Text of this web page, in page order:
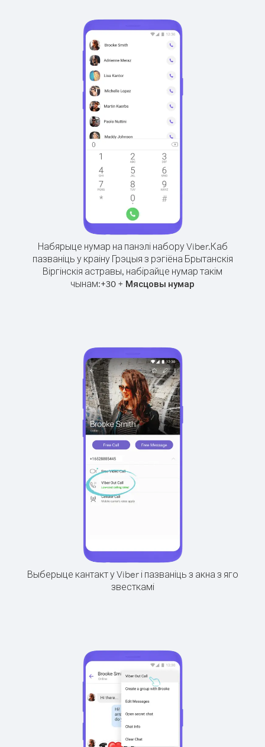
Набярыце нумар на панэлі набору Viber.Каб
пазваніць у краіну Грэцыя з рэгіёна Брытанскія
Віргінскія астравы, набірайце нумар такім
чынам:+30 + Мясцовы нумар
Выберыце кантакт у Viber і пазваніць з акна з яго
звесткамі